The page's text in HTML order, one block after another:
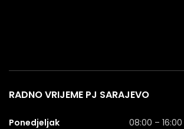
RADNO VRIJEME PJ SARAJEVO
Ponedjeljak
08:00 – 16:00